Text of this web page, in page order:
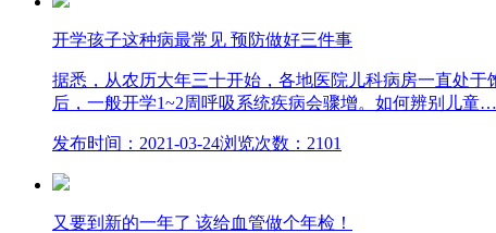
开学孩子这种病最常见 预防做好三件事
据悉，从农历大年三十开始，各地医院儿科病房一直处
后，一般开学1~2周呼吸系统疾病会骤增。如何辨别儿童…
发布时间：2021-03-24浏览次数：2101
又要到新的一年了 该给血管做个年检！